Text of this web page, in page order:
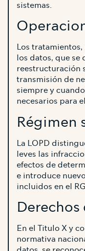
sistemas.
Los
los datos, que se
reestructuración
transmisión de
siempre y
necesarios para
Régimen
La LOPD
leves las
efectos de
e introduce
incluidos en el
En el Titulo X y
normativa